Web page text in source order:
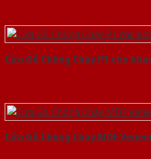
Cửa Gỗ Chống Cháy P1 cho
Cửa Gỗ Chống Cháy MDF